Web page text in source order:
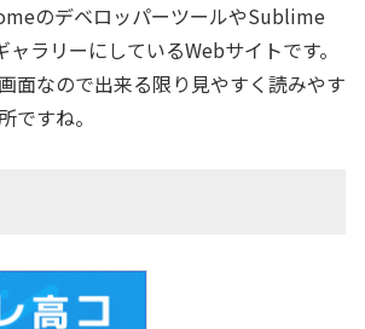
のデベロッパーツールやSublime
ラリーにしているWebサイトです。
面なので出来る限り見やすく読みやす
ですね。